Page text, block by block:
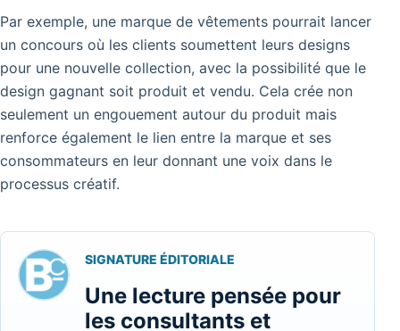
Par exemple, une marque de vêtements pourrait lancer
un concours où les clients soumettent leurs designs
pour une nouvelle collection, avec la possibilité que le
design gagnant soit produit et vendu. Cela crée non
seulement un engouement autour du produit mais
renforce également le lien entre la marque et ses
consommateurs en leur donnant une voix dans le
processus créatif.
SIGNATURE ÉDITORIALE
Une lecture pensée pour
les consultants et